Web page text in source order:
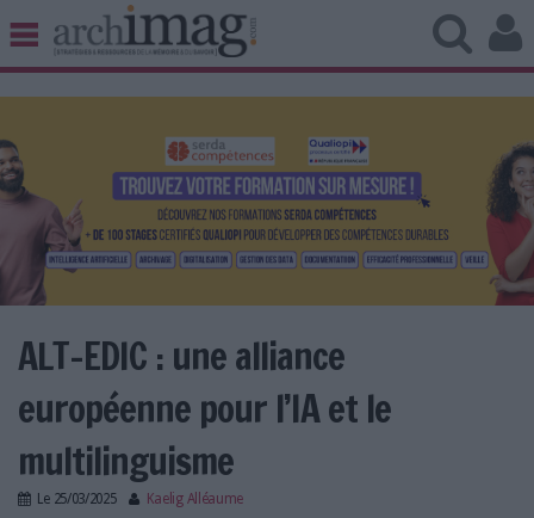
BIBLIOTHÈQUE ÉDITION
UNIVERS DATA
TRAVAIL COLLABORATIF
VIE NUMÉRIQUE
NUMÉRIQUE RESPONSABLE
LES DOSSIERS
LES NEWSLETTERS
LE MAGAZINE
ALT-EDIC : une alliance
européenne pour l’IA et le
multilinguisme
Le 25/03/2025 Kaelig Alléaume